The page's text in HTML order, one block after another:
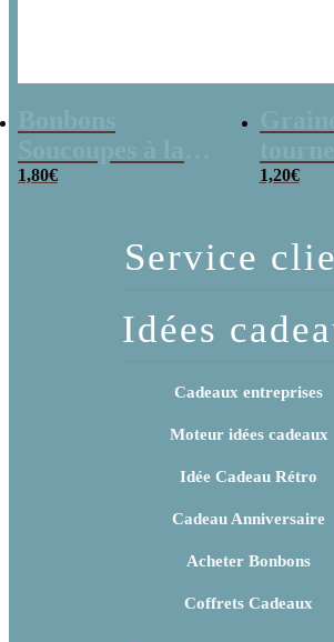
poudre (x20)
1,80€
x 3
1,20€
Service
Idées
Cadeaux entreprises
Moteur idées cadeaux
Idée Cadeau Rétro
Cadeau Anniversaire
Acheter Bonbons
Coffrets Cadeaux